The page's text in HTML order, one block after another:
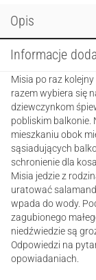
pacjenci.
Spotkanie
w
górach
Opis
Informacje
Misia po raz
razem wybiera się
dziewczynkom
pobliskim balkonie.
mieszkaniu obok
sąsiadujących
schronienie dla
Misia jedzie z
uratować
wpada do wody.
zagubionego
niedźwiedzie są
Odpowiedzi na
opowiadaniach.